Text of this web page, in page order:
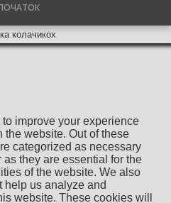
колачикох
improve your experience
website. Out of these
categorized as necessary
they are essential for the
of the website. We also
help us analyze and
website. These cookies will